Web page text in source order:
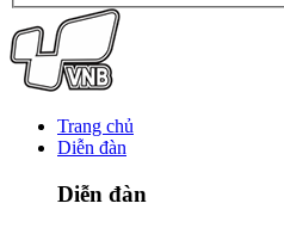
Trang chủ
Diễn đàn
Diễn đàn